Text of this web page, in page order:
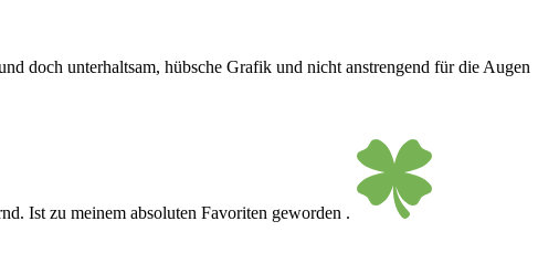
doch unterhaltsam, hübsche Grafik und nicht anstrengend für die Augen
Ist zu meinem absoluten Favoriten geworden .